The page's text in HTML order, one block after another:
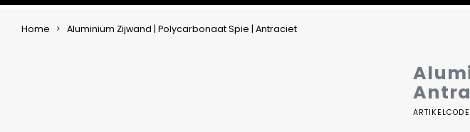
Home Aluminium Zijwand | Polycarbonaat Spie | Antraciet
ARTIKELCODE